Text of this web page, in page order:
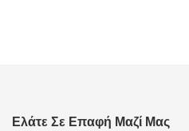
Ελάτε Σε Επαφή Μαζί Μας